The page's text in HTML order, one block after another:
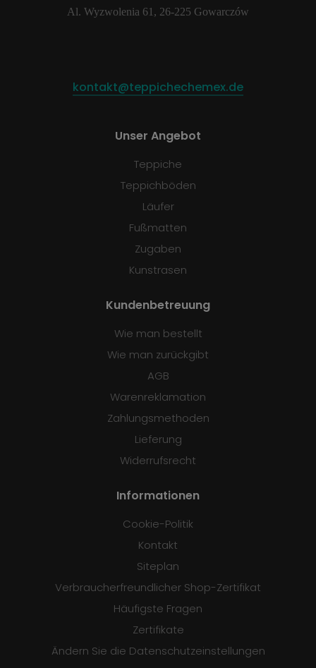
Al. Wyzwolenia 61, 26-225 Gowarczów
kontakt@teppichechemex.de
Unser Angebot
Teppiche
Teppichböden
Läufer
Fußmatten
Zugaben
Kunstrasen
Kundenbetreuung
Wie man bestellt
Wie man zurückgibt
AGB
Warenreklamation
Zahlungsmethoden
Lieferung
Widerrufsrecht
Informationen
Cookie-Politik
Kontakt
Siteplan
Verbraucherfreundlicher Shop-Zertifikat
Häufigste Fragen
Zertifikate
Ändern Sie die Datenschutzeinstellungen